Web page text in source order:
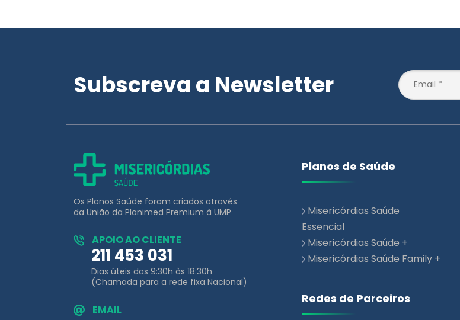
Subscreva a Newsletter
Os Planos Saúde foram criados através
da União da Planimed Premium à UMP
APOIO AO CLIENTE
211 453 031
Dias úteis das 9:30h às 18:30h
(Chamada para a rede fixa Nacional)
EMAIL
Planos de Saúde
Misericórdias Saúde
Essencial
Misericórdias Saúde +
Misericórdias Saúde Family +
Redes de Parceiros